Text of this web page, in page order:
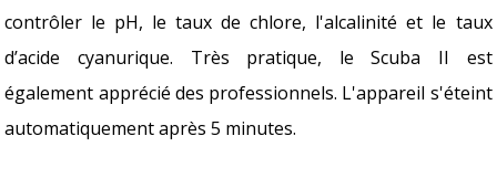
contrôler le pH, le taux de chlore, l'alcalinité et le taux
d’acide cyanurique. Très pratique, le Scuba II est
également apprécié des professionnels. L'appareil s'éteint
automatiquement après 5 minutes.